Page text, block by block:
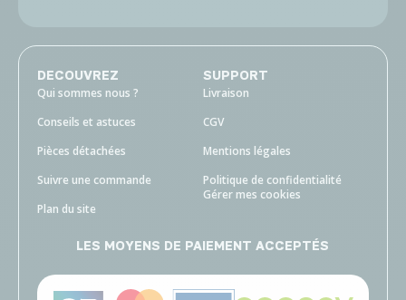
DECOUVREZ
Qui sommes nous ?
Conseils et astuces
Pièces détachées
Suivre une commande
Plan du site
SUPPORT
Livraison
CGV
Mentions légales
Politique de confidentialité
Gérer mes cookies
LES MOYENS DE PAIEMENT ACCEPTÉS